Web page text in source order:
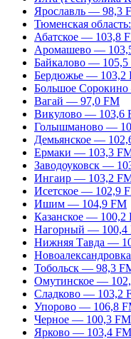
Ярославль — 98,3
Тюменская область:
Абатское — 103,8
Аромашево —
Байкалово — 105,5
Бердюжье — 103,2
Большое
Вагай — 97,0 FM
Викулово — 103,6
Голышманово —
Демьянское —
Ермаки — 103,3
Заводоуковск —
Ингаир — 103,2
Исетское — 102,9
Ишим — 104,9 FM
Казанское — 100,2
Нагорный — 100,4
Нижняя Тавда —
Тобольск — 98,3
Омутинское —
Сладково — 103,2
Упорово — 106,8
Черное — 100,3 FM
Ярково — 103,4 FM